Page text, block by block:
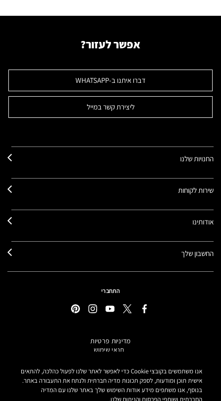
אפשר לעזור?
דברו איתנו ב-WHATSAPP
ליצירת קשר במייל
החנויות שלנו
שירות לקוחות
אודותינו
החשבון שלך
התחברי
מדיניות פרטיות
תנאי שימוש
מידע על מוצרים מזוייפים
הגדרות קובצי COOKIE
אנו משתמשים בקובצי Cookie כדי לאפשר לאתר שלנו לפעול כהלכה, להתאים
אישית תוכן ומודעות, לספק תכונות מדיה חברתית ולנתח את התעבורה באתר.
בנוסף, אנו משתפים מידע אודות השימוש שלך באתר שלנו עם המדיה
החברתית ושותפי הפרסום והניתוח שלנו.